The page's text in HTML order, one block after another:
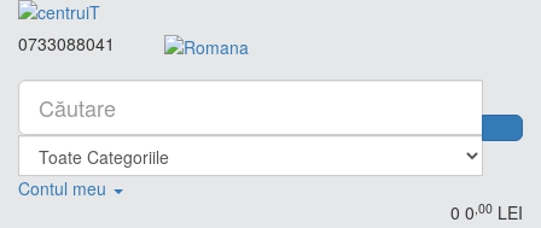
0733088041
Contul meu
0 0,00 LEI